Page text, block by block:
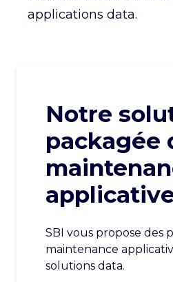
CARRIÈRE
applications data.
Notre
packagée
SBI vous propose des
maintenance
solutions data.